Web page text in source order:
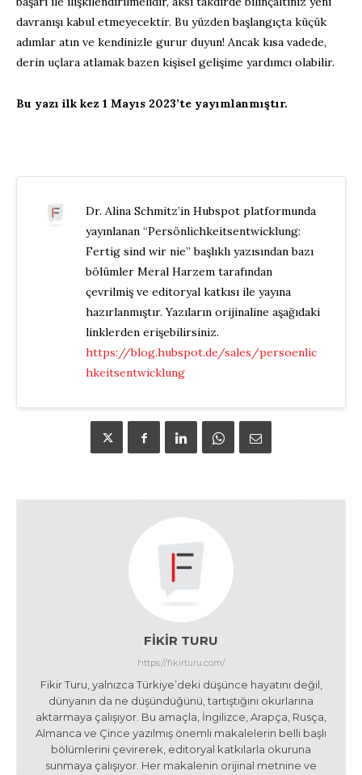
davranışı kabul etmeyecektir. Bu yüzden başlangıçta küçük
adımlar atın ve kendinizle gurur duyun! Ancak kısa vadede,
derin uçlara atlamak bazen kişisel gelişime yardımcı olabilir.
Bu yazı ilk kez 1 Mayıs 2023’te yayımlanmıştır.
Dr. Alina Schmitz’in Hubspot platformunda
yayınlanan “Persönlichkeitsentwicklung:
Fertig sind wir nie” başlıklı yazısından bazı
bölümler Meral Harzem tarafından
çevrilmiş ve editoryal katkısı ile yayına
hazırlanmıştır. Yazıların orijinaline aşağıdaki
linklerden erişebilirsiniz.
https://blog.hubspot.de/sales/persoenlic
hkeitsentwicklung
FIKIR TURU
https://fikirturu.com/
Fikir Turu, yalnızca Türkiye’deki düşünce hayatını değil,
dünyanın da ne düşündüğünü, tartıştığını okurlarına
aktarmaya çalışıyor. Bu amaçla, İngilizce, Arapça, Rusça,
Almanca ve Çince yazılmış önemli makalelerin belli başlı
bölümlerini çevirerek, editoryal katkılarla okuruna
sunmaya çalışıyor. Her makalenin orijinal metnine ve